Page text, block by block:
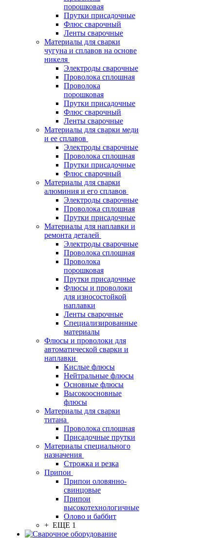
порошковая
Прутки присадочные
Флюс сварочный
Ленты сварочные
Материалы для сварки
чугуна и сплавов на основе
никеля
Электроды сварочные
Проволока сплошная
Проволока
порошковая
Прутки присадочные
Флюс сварочный
Ленты сварочные
Материалы для сварки меди
и ее сплавов
Электроды сварочные
Проволока сплошная
Прутки присадочные
Флюс сварочный
Материалы для сварки
алюминия и его сплавов
Электроды сварочные
Проволока сплошная
Прутки присадочные
Материалы для наплавки и
ремонта деталей
Электроды сварочные
Проволока сплошная
Проволока
порошковая
Прутки присадочные
Флюсы и проволоки
для износостойкой
наплавки
Ленты сварочные
Специализированные
материалы
Флюсы и проволоки для
автоматической сварки и
наплавки
Кислые флюсы
Нейтральные флюсы
Основные флюсы
Высокоосновные
флюсы
Материалы для сварки
титана
Проволока сплошная
Присадочные прутки
Материалы специального
назначения
Строжка и резка
Припои
Припои оловянно-
свинцовые
Припои
высокотехнологичные
Олово и баббит
+ ЕЩЕ 1